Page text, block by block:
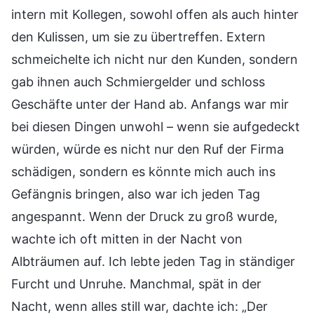
intern mit Kollegen, sowohl offen als auch hinter
den Kulissen, um sie zu übertreffen. Extern
schmeichelte ich nicht nur den Kunden, sondern
gab ihnen auch Schmiergelder und schloss
Geschäfte unter der Hand ab. Anfangs war mir
bei diesen Dingen unwohl – wenn sie aufgedeckt
würden, würde es nicht nur den Ruf der Firma
schädigen, sondern es könnte mich auch ins
Gefängnis bringen, also war ich jeden Tag
angespannt. Wenn der Druck zu groß wurde,
wachte ich oft mitten in der Nacht von
Albträumen auf. Ich lebte jeden Tag in ständiger
Furcht und Unruhe. Manchmal, spät in der
Nacht, wenn alles still war, dachte ich: „Der